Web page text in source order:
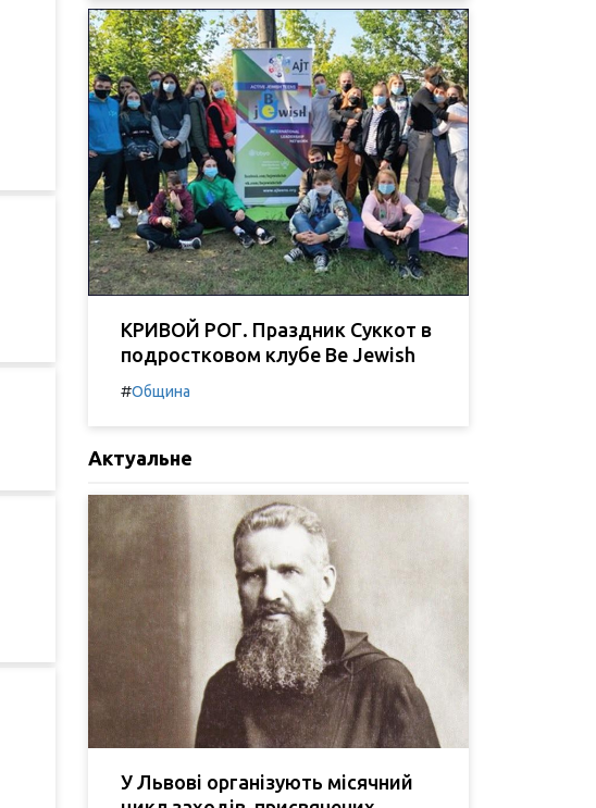
КРИВОЙ РОГ. Праздник Суккот в
подростковом клубе Be Jewish
#Община
Актуальне
У Львові організують місячний